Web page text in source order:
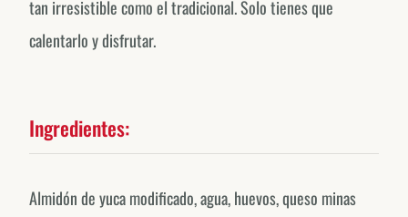
tan irresistible como el tradicional. Solo tienes que
calentarlo y disfrutar.
Ingredientes:
Almidón de yuca modificado, agua, huevos, queso minas